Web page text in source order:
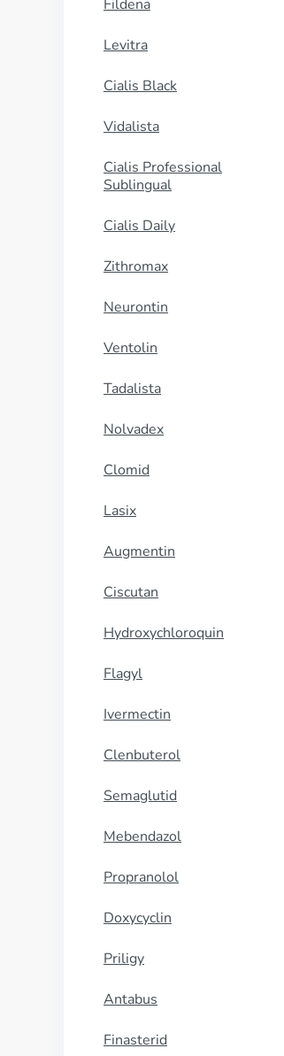
Fildena
Levitra
Cialis Black
Vidalista
Cialis Professional
Sublingual
Cialis Daily
Zithromax
Neurontin
Ventolin
Tadalista
Nolvadex
Clomid
Lasix
Augmentin
Ciscutan
Hydroxychloroquin
Flagyl
Ivermectin
Clenbuterol
Semaglutid
Mebendazol
Propranolol
Doxycyclin
Priligy
Antabus
Finasterid